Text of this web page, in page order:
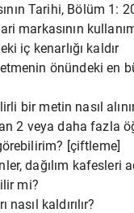
Tarihi, Bölüm 1:
markasının
iç kenarlığı kaldır
önündeki en
bir metin nasıl
2 veya daha fazla
[çiftleme]
dağılım kafesleri
mi?
kaldırılır?